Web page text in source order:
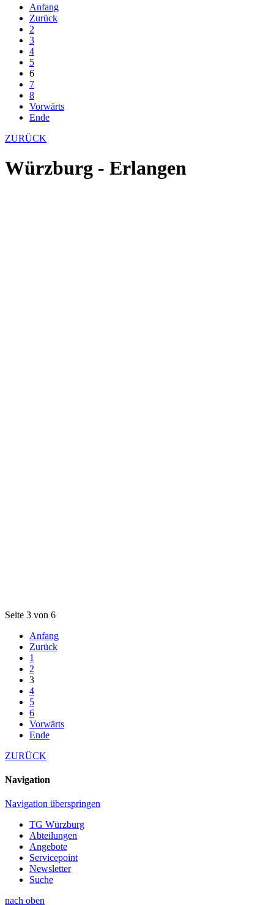
Anfang
Zurück
2
3
4
5
6
7
8
Vorwärts
Ende
ZURÜCK
Würzburg - Erlangen
Seite 3 von 6
Anfang
Zurück
1
2
3
4
5
6
Vorwärts
Ende
ZURÜCK
Navigation
Navigation überspringen
TG Würzburg
Abteilungen
Angebote
Servicepoint
Newsletter
Suche
nach oben